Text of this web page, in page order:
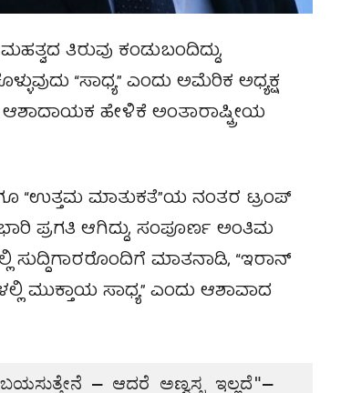
ತಿರುವು ಕಂಡುಬಂದಿದ್ದು,
“ಸಾಧ್ಯ” ಎಂದು ಅಮೆರಿಕ ಅಧ್ಯಕ್ಷ
ಹೇಳಿಕೆ ಅಂತಾರಾಷ್ಟ್ರೀಯ
“ಉತ್ತಮ ಮಾತುಕತೆ”ಯ ನಂತರ ಟ್ರಂಪ್
ಭಾರಿ ಪ್ರಗತಿ ಆಗಿದ್ದು, ಸಂಪೂರ್ಣ ಅಂತಿಮ
ಸುದ್ದಿಗಾರರೊಂದಿಗೆ ಮಾತನಾಡಿ, “ಇರಾನ್
ಮುಕ್ತಾಯ ಸಾಧ್ಯ” ಎಂದು ಆಶಾವಾದ
— ಆದರೆ ಅಣ್ವಸ್ತ್ರ ಇಲ್ಲದೆ"—